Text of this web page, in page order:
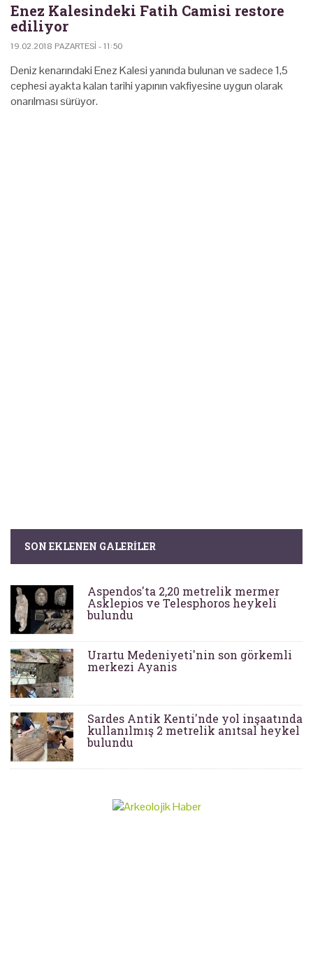
Enez Kalesindeki Fatih Camisi restore
ediliyor
19.02.2018 PAZARTESI - 11:50
Deniz kenarındaki Enez Kalesi yanında bulunan ve sadece 1,5
cephesi ayakta kalan tarihi yapının vakfiyesine uygun olarak
onarılması sürüyor.
SON EKLENEN GALERILER
Aspendos'ta 2,20 metrelik mermer
Asklepios ve Telesphoros heykeli
bulundu
Urartu Medeniyeti'nin son görkemli
merkezi Ayanis
Sardes Antik Kenti'nde yol inşaatında
kullanılmış 2 metrelik anıtsal heykel
bulundu